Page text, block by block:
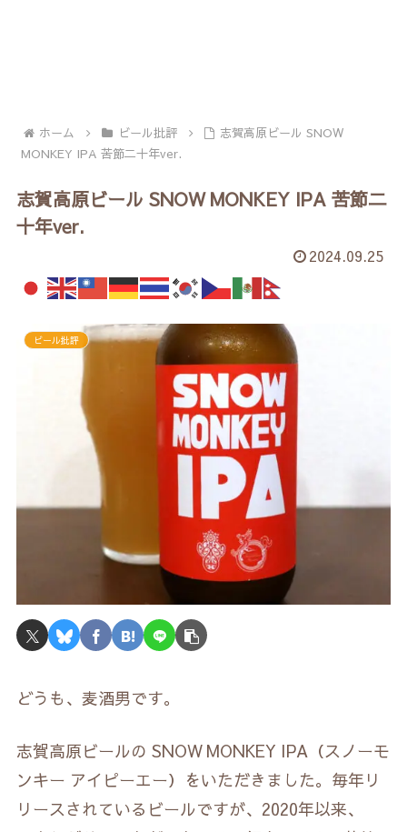
ホーム ビール批評
志賀高原ビール SNOW
MONKEY IPA 苦節二十年ver.
志賀高原ビール SNOW MONKEY IPA 苦節二
十年ver.
2024.09.25
ビール批評
どうも、麦酒男です。
志賀高原ビールの SNOW MONKEY IPA（スノーモ
ンキー アイピーエー）をいただきました。毎年リ
リースされているビールですが、2020年以来、